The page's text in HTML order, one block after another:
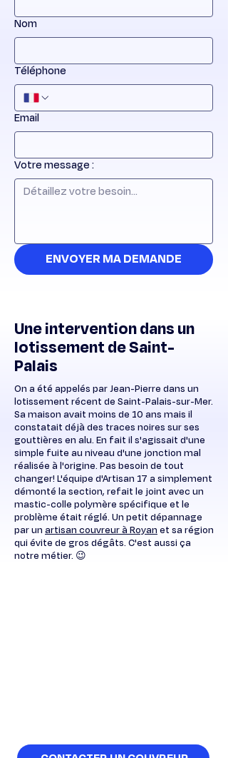
Nom
Téléphone
Email
Votre message :
ENVOYER MA DEMANDE
Une intervention dans un
lotissement de Saint-
Palais
On a été appelés par Jean-Pierre dans un
lotissement récent de Saint-Palais-sur-Mer.
Sa maison avait moins de 10 ans mais il
constatait déjà des traces noires sur ses
gouttières en alu. En fait il s'agissait d'une
simple fuite au niveau d'une jonction mal
réalisée à l'origine. Pas besoin de tout
changer! L'équipe d'Artisan 17 a simplement
démonté la section, refait le joint avec un
mastic-colle polymère spécifique et le
problème était réglé. Un petit dépannage
par un artisan couvreur à Royan et sa région
qui évite de gros dégâts. C'est aussi ça
notre métier. 😉